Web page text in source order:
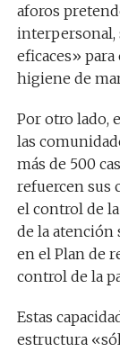
aforos
interpersonal,
eficaces»
higiene de
Por otro lado,
las
más de 500
refuercen sus
el control de
de la atención
en el Plan de
control de la
Estas
estructura